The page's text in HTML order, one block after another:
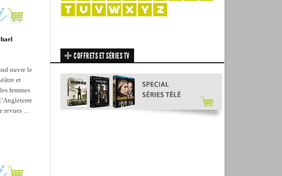
ouvre le
et
femmes
revues …
COFFRETS ET SÉRIES TV